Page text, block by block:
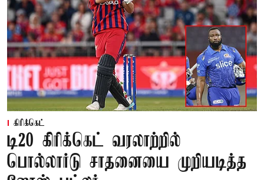
கிரிக்கெட்
டி20 கிரிக்கெட் வரலாற்றில்
பொல்லார்டு சாதனையை முறியடித்த